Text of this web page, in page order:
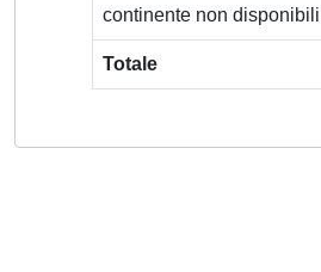
continente non disponibili
Totale